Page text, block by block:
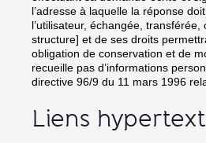
l’adresse à laquelle la réponse
l’utilisateur, échangée,
structure] et de ses droits
obligation de conservation et de
recueille pas d’informations
directive 96/9 du 11 mars 1996
Liens